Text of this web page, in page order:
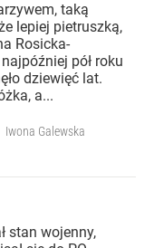
taką
lepiej pietruszką,
Rosicka-
pół roku
dziewięć lat.
a...
Iwona Galewska
stan wojenny,